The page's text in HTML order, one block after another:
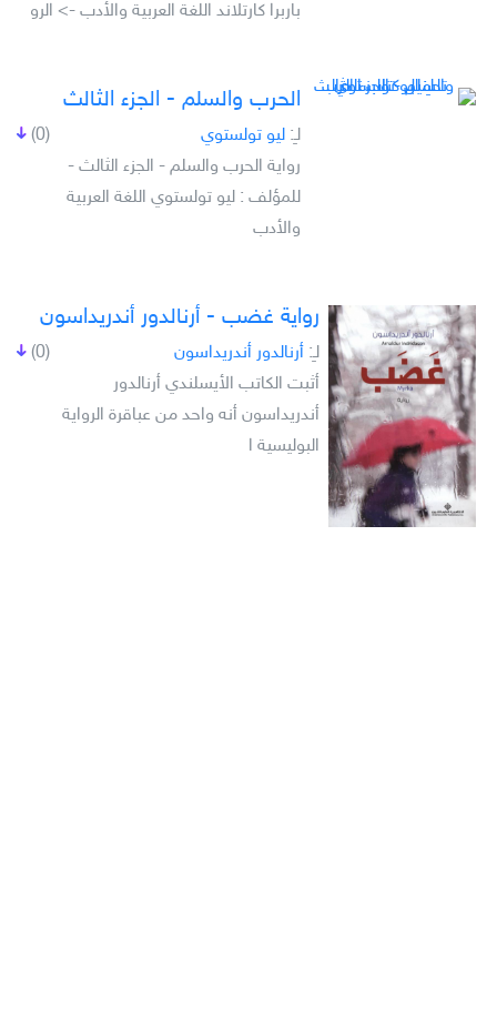
باربرا كارتلاند اللغة العربية والأدب -> الرو
الحرب والسلم - الجزء الثالث
(0) لـِ: ليو تولستوي
رواية الحرب والسلم - الجزء الثالث -
للمؤلف : ليو تولستوي اللغة العربية
والأدب
رواية غضب - أرنالدور أندريداسون
(0) لـِ:أرنالدور أندريداسون
أثبت الكاتب الأيسلندي أرنالدور
أندريداسون أنه واحد من عباقرة الرواية
البوليسية ا